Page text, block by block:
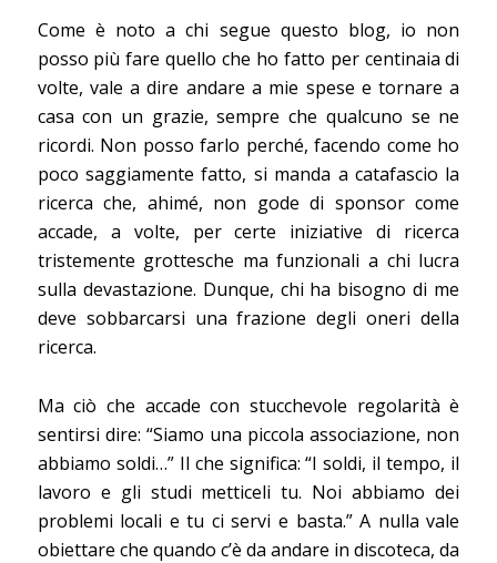
Come è noto a chi segue questo blog, io non
posso più fare quello che ho fatto per centinaia di
volte, vale a dire andare a mie spese e tornare a
casa con un grazie, sempre che qualcuno se ne
ricordi. Non posso farlo perché, facendo come ho
poco saggiamente fatto, si manda a catafascio la
ricerca che, ahimé, non gode di sponsor come
accade, a volte, per certe iniziative di ricerca
tristemente grottesche ma funzionali a chi lucra
sulla devastazione. Dunque, chi ha bisogno di me
deve sobbarcarsi una frazione degli oneri della
ricerca.
Ma ciò che accade con stucchevole regolarità è
sentirsi dire: “Siamo una piccola associazione, non
abbiamo soldi…” Il che significa: “I soldi, il tempo, il
lavoro e gli studi metticeli tu. Noi abbiamo dei
problemi locali e tu ci servi e basta.” A nulla vale
obiettare che quando c’è da andare in discoteca, da